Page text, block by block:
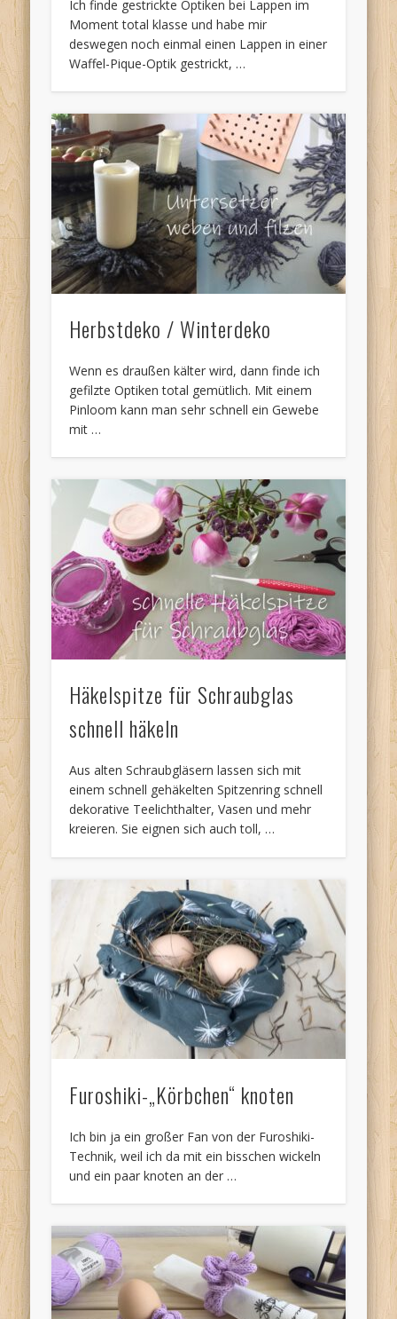
Ich finde gestrickte Optiken bei Lappen im
Moment total klasse und habe mir
deswegen noch einmal einen Lappen in einer
Waffel-Pique-Optik gestrickt, …
Herbstdeko / Winterdeko
Wenn es draußen kälter wird, dann finde ich
gefilzte Optiken total gemütlich. Mit einem
Pinloom kann man sehr schnell ein Gewebe
mit …
Häkelspitze für Schraubglas
schnell häkeln
Aus alten Schraubgläsern lassen sich mit
einem schnell gehäkelten Spitzenring schnell
dekorative Teelichthalter, Vasen und mehr
kreieren. Sie eignen sich auch toll, …
Furoshiki-„Körbchen“ knoten
Ich bin ja ein großer Fan von der Furoshiki-
Technik, weil ich da mit ein bisschen wickeln
und ein paar knoten an der …